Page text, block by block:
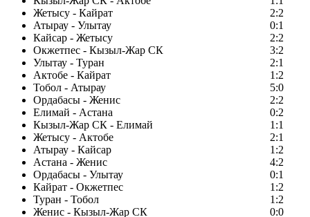
Жетысу - Кайрат
2:2
Атырау - Улытау
0:1
Кайсар - Жетысу
2:2
Окжетпес - Кызыл-Жар СК
3:2
Улытау - Туран
2:1
Актобе - Кайрат
1:2
Тобол - Атырау
5:0
Ордабасы - Женис
2:2
Елимай - Астана
0:2
Кызыл-Жар СК - Елимай
1:1
Жетысу - Актобе
2:1
Атырау - Кайсар
1:2
Астана - Женис
4:2
Ордабасы - Улытау
0:1
Кайрат - Окжетпес
1:2
Туран - Тобол
1:2
Женис - Кызыл-Жар СК
0:0